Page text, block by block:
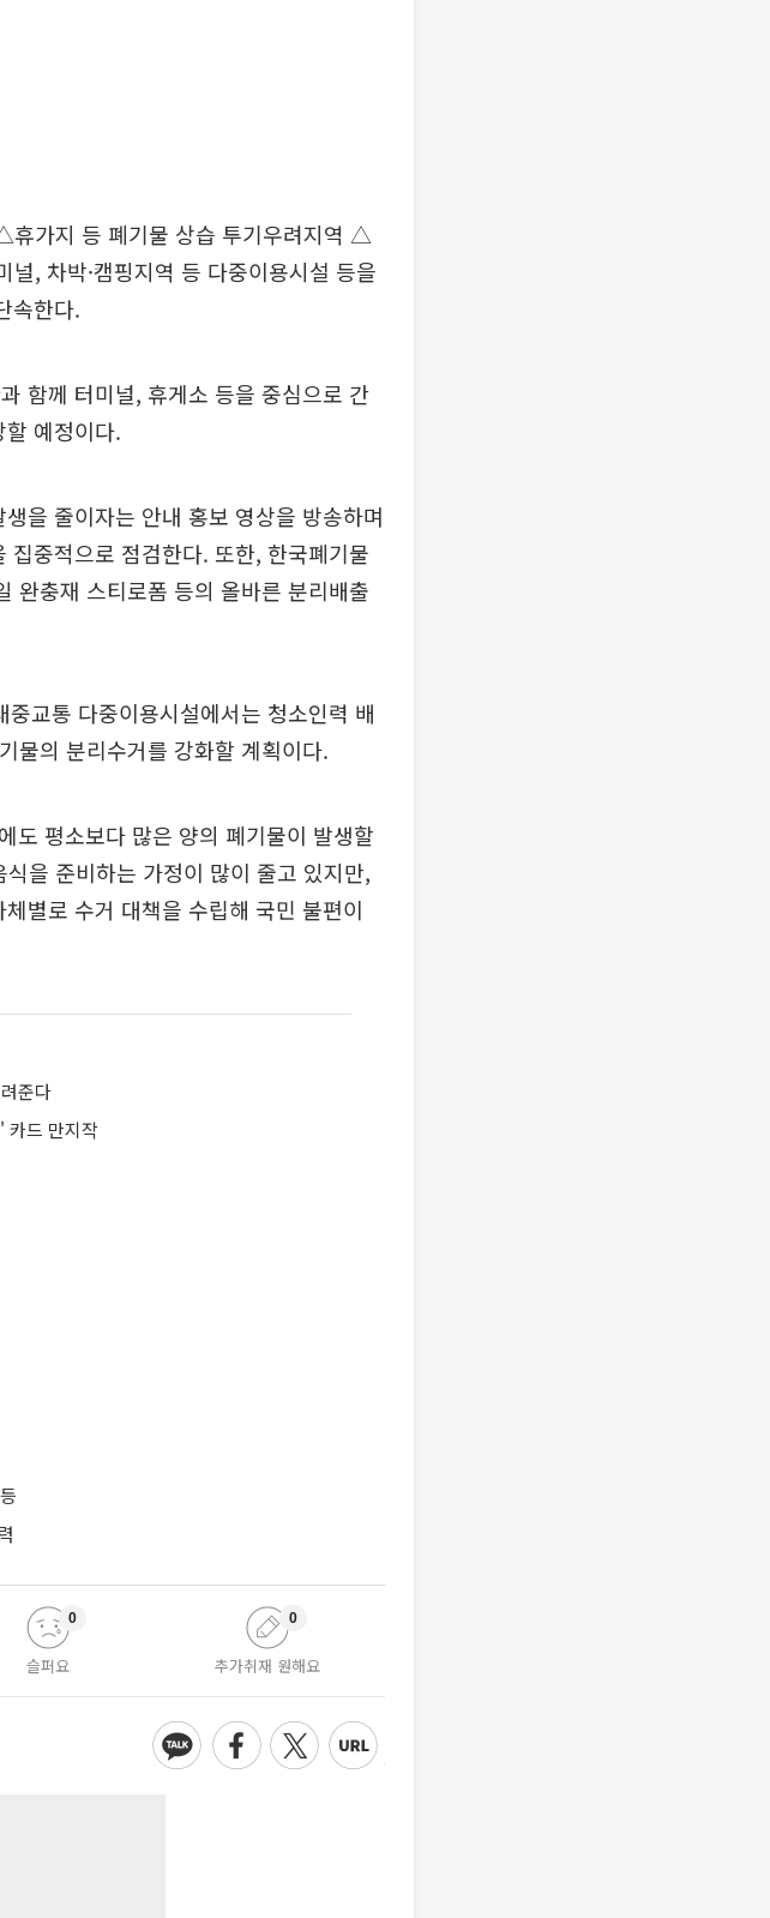
휴가지 등 폐기물 상습 투기우려지역 △
, 차박·캠핑지역 등 다중이용시설 등을
속한다.
함께 터미널, 휴게소 등을 중심으로 간
예정이다.
을 줄이자는 안내 홍보 영상을 방송하며
중적으로 점검한다. 또한, 한국폐기물
완충재 스티로폼 등의 올바른 분리배출
교통 다중이용시설에서는 청소인력 배
물의 분리수거를 강화할 계획이다.
도 평소보다 많은 양의 폐기물이 발생할
을 준비하는 가정이 많이 줄고 있지만,
별로 수거 대책을 수립해 국민 불편이
준다
카드 만지작
슬퍼요
0
추가취재 원해요
0